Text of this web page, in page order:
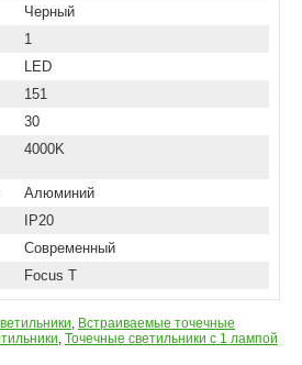
Черный
1
LED
151
30
4000K
Алюминий
IP20
Современный
Focus T
, Встраиваемые точечные
, Точечные светильники с 1 лампой